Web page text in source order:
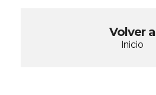
Volver a
Inicio